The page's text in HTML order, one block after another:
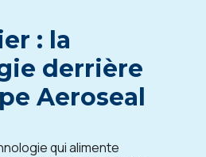
: la
derrière
Aeroseal
qui alimente